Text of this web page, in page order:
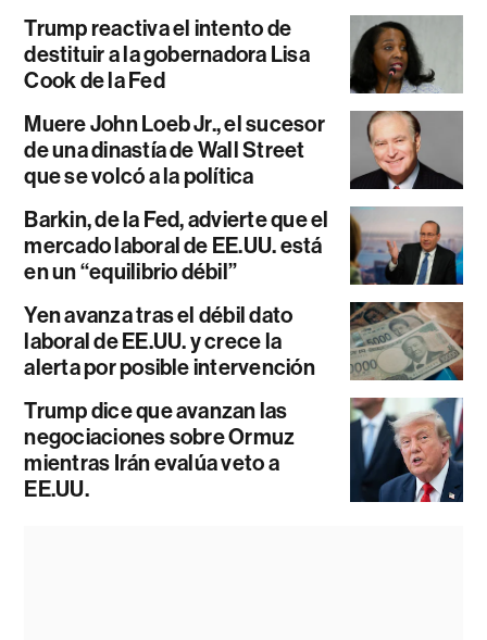
Trump reactiva el intento de
destituir a la gobernadora Lisa
Cook de la Fed
Muere John Loeb Jr., el sucesor
de una dinastía de Wall Street
que se volcó a la política
Barkin, de la Fed, advierte que el
mercado laboral de EE.UU. está
en un “equilibrio débil”
Yen avanza tras el débil dato
laboral de EE.UU. y crece la
alerta por posible intervención
Trump dice que avanzan las
negociaciones sobre Ormuz
mientras Irán evalúa veto a
EE.UU.